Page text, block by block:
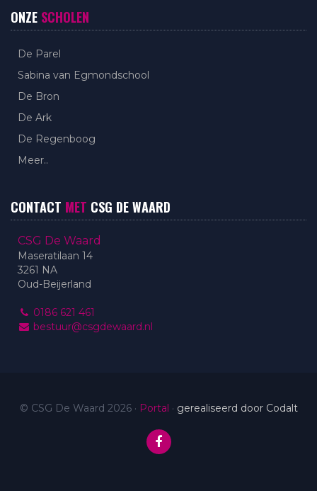
ONZE SCHOLEN
De Parel
Sabina van Egmondschool
De Bron
De Ark
De Regenboog
Meer..
CONTACT MET CSG DE WAARD
CSG De Waard
Maseratilaan 14
3261 NA
Oud-Beijerland
0186 621 461
bestuur@csgdewaard.nl
© CSG De Waard 2026 · Portal · gerealiseerd door Codalt